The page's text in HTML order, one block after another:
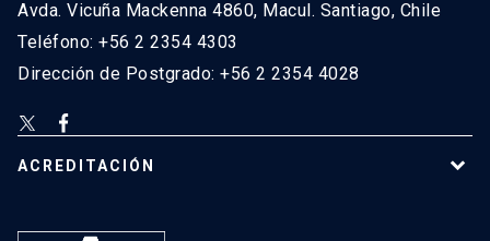
Avda. Vicuña Mackenna 4860, Macul. Santiago, Chile
Teléfono: +56 2 2354 4303
Dirección de Postgrado: +56 2 2354 4028
ACREDITACIÓN